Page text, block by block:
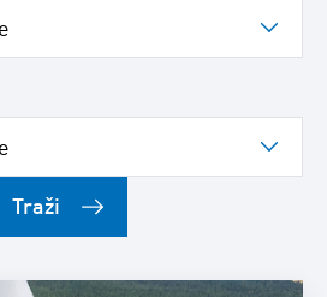
Traži